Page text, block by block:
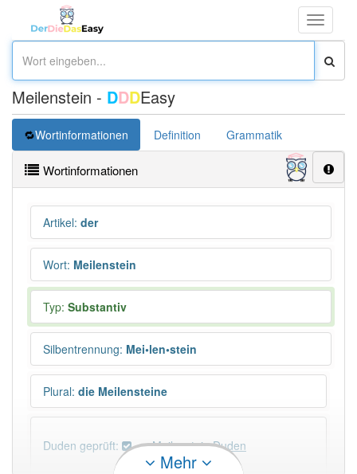
Toggle
Meilenstein - DDDEasy
Wortinformationen Definition Grammatik
Wortinformationen
Artikel: der
Wort: Meilenstein
Typ: Substantiv
Silbentrennung: Mei•len•stein
Plural: die Meilensteine
Duden geprüft: Meilenstein Duden
Mehr